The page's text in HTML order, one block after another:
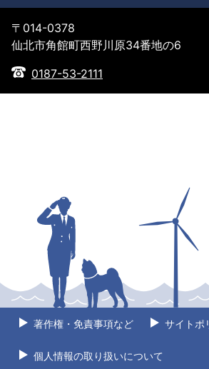
〒014-0378
仙北市角館町西野川原34番地の6
0187-53-2111
著作権・免責事項など サイトポ
個人情報の取り扱いについて